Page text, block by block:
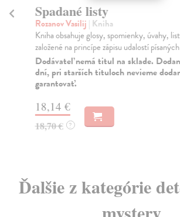
Spadané listy
Rozanov Vasilij | Kniha
Kniha obsahuje glosy, spomienky, úvahy,
založené na princípe zápisu udalostí
Dodávateľ nemá titul na sklade.
dní, pri starších tituloch nevieme
garantovať.
18,14 €
18,70 € ?
Ďalšie z kategórie